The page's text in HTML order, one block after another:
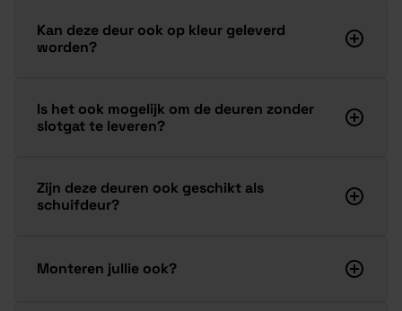
Kan deze deur ook op kleur geleverd
worden?
Is het ook mogelijk om de deuren zonder
slotgat te leveren?
Zijn deze deuren ook geschikt als
schuifdeur?
Monteren jullie ook?